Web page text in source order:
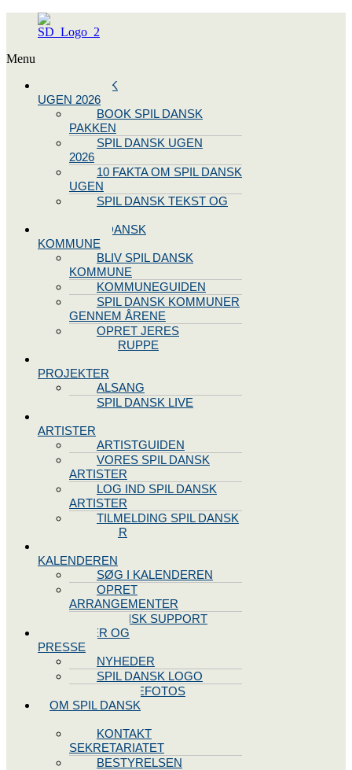
Menu
SPIL DANSK
UGEN 2026
BOOK SPIL DANSK
PAKKEN
SPIL DANSK UGEN
2026
10 FAKTA OM SPIL DANSK
UGEN
SPIL DANSK TEKST OG
BLIV SPIL DANSK
KOMMUNE
BLIV SPIL DANSK
KOMMUNE
KOMMUNEGUIDEN
SPIL DANSK KOMMUNER
GENNEM ÅRENE
OPRET JERES
STYREGRUPPE
PROJEKTER
ALSANG
SPIL DANSK LIVE
ARTISTER
ARTISTGUIDEN
VORES SPIL DANSK
ARTISTER
LOG IND SPIL DANSK
ARTISTER
TILMELDING SPIL DANSK
ARTISTER
KALENDEREN
SØG I KALENDEREN
OPRET
ARRANGEMENTER
TEKNISK SUPPORT
NYHEDER OG
PRESSE
NYHEDER
SPIL DANSK LOGO
PRESSEFOTOS
OM SPIL DANSK
KONTAKT
SEKRETARIATET
BESTYRELSEN